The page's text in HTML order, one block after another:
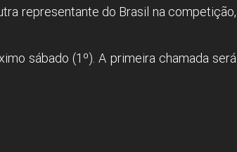
representante do Brasil na competição,
sábado (1º). A primeira chamada será